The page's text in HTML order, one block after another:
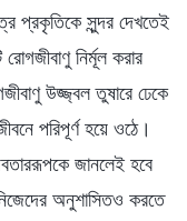
প্রকৃতিকে সুন্দর দেখতেই
নির্মূল করার
উজ্জ্বল তুষারে ঢেকে
পরিপূর্ণ হয়ে ওঠে।
জানলেই হবে
অনুশাসিতও করতে